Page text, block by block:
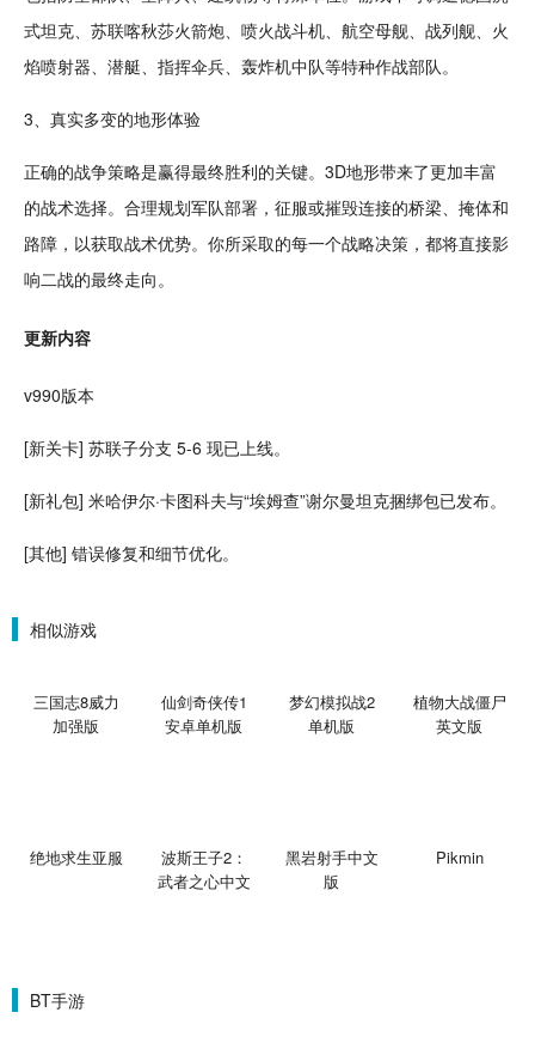
式坦克、苏联喀秋莎火箭炮、喷火战斗机、 航空母舰、战列舰、火
焰喷射器、潜艇、指挥伞兵、轰炸机中队等特种作战部队。
3、真实多变的地形体验
正确的战争策略是赢得最终胜利的关键。3D地形带来了更加丰富
的战术选择。合理规划军队部署，征服或摧毁连接的桥梁 、掩体和
路障，以获取战术优势。你所采取的每一个战略决策，都将直接影
响二战的最终走向。
更新内容
v990版本
[新关卡] 苏联子分支 5-6 现已上线。
[新礼包] 米哈伊尔·卡图科夫与“埃姆查”谢尔曼坦克捆绑包已发布。
[其他] 错误修复和细节优化。
相似游戏
三国志8威力
加强版
仙剑奇侠传1
安卓单机版
梦幻模拟战2
单机版
植物大战僵尸
英文版
绝地求生亚服
波斯王子2：
武者之心中文
黑岩射手中文
版
Pikmin
BT手游